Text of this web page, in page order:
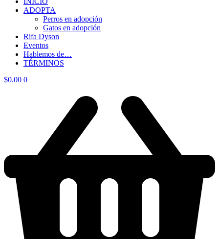
ADOPTA
Perros en adopción
Gatos en adopción
Rifa Dyson
Eventos
Hablemos de…
TÉRMINOS
$0.00 0